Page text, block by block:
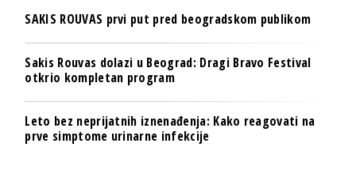
SAKIS ROUVAS prvi put pred beogradskom publikom
Sakis Rouvas dolazi u Beograd: Dragi Bravo Festival
otkrio kompletan program
Leto bez neprijatnih iznenađenja: Kako reagovati na
prve simptome urinarne infekcije